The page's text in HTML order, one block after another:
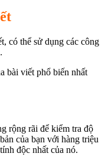
có thể sử dụng các công
bài viết phổ biến nhất
rộng rãi để kiểm tra độ
của bạn với hàng triệu
độc nhất của nó.